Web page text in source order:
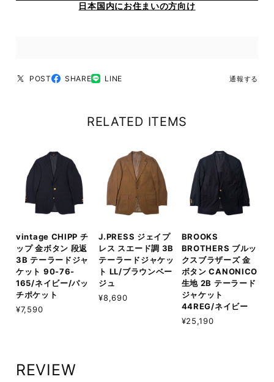
日本国内にお住まいの方向け
POST SHARE LINE 通報する
RELATED ITEMS
vintage CHIPP チ
ップ 金ボタン 段返
3B テーラードジャ
ケット 90-76-
165/ネイビー/パッ
チポケット
¥7,590
J.PRESS ジェイプ
レス スエード調 3B
テーラードジャケッ
ト LL/ブラウンベー
ジュ
¥8,690
BROOKS
BROTHERS ブルッ
クスブラザーズ 金
ボタン CANONICO
生地 2B テーラード
ジャケット
44REG/ネイビー
¥25,190
REVIEW